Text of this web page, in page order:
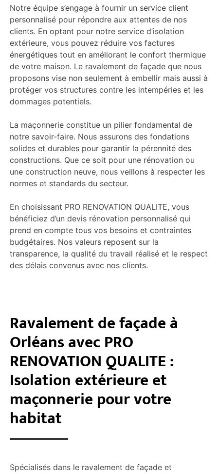
Notre équipe s’engage à fournir un service client
personnalisé pour répondre aux attentes de nos
clients. En optant pour notre service d’isolation
extérieure, vous pouvez réduire vos factures
énergétiques tout en améliorant le confort thermique
de votre maison. Le ravalement de façade que nous
proposons vise non seulement à embellir mais aussi à
protéger vos structures contre les intempéries et les
dommages potentiels.
La maçonnerie constitue un pilier fondamental de
notre savoir-faire. Nous assurons des fondations
solides et durables pour garantir la pérennité des
constructions. Que ce soit pour une rénovation ou
une construction neuve, nous veillons à respecter les
normes et standards du secteur.
En choisissant PRO RENOVATION QUALITE, vous
bénéficiez d’un devis rénovation personnalisé qui
prend en compte tous vos besoins et contraintes
budgétaires. Nos valeurs reposent sur la
transparence, la qualité du travail réalisé et le respect
des délais convenus avec nos clients.
Ravalement de façade à
Orléans avec PRO
RENOVATION QUALITE :
Isolation extérieure et
maçonnerie pour votre
habitat
Spécialisés dans le ravalement de façade et